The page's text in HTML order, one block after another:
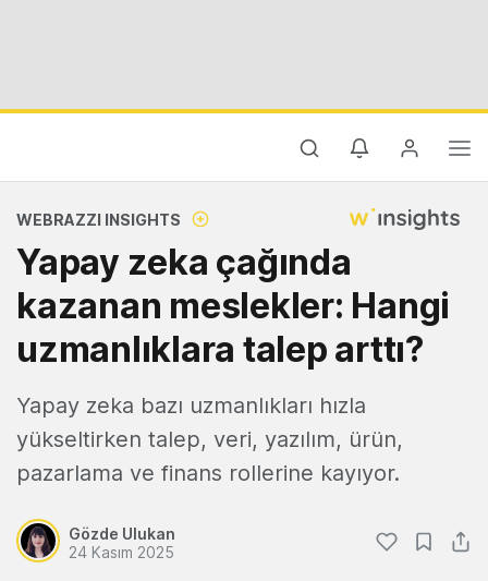
WEBRAZZI INSIGHTS
Yapay zeka çağında
kazanan meslekler: Hangi
uzmanlıklara talep arttı?
Yapay zeka bazı uzmanlıkları hızla
yükseltirken talep, veri, yazılım, ürün,
pazarlama ve finans rollerine kayıyor.
Gözde Ulukan
24 Kasım 2025